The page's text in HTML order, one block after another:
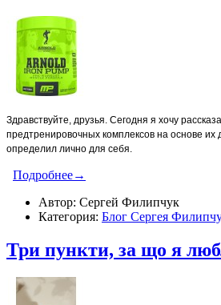
Здравствуйте, друзья. Сегодня я хочу
предтренировочных комплексов на основе их
определил лично для себя.
Подробнее→
Автор: Сергей Филипчук
Категория: Блог Сергея
Три пункти, за що я